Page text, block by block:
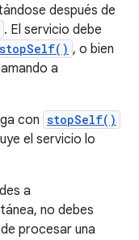
después de
. El servicio debe
stopSelf() , o bien
a
con stopSelf()
el servicio lo
a
no debes
procesar una